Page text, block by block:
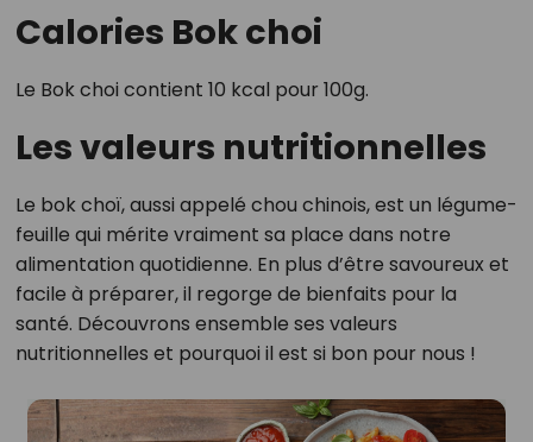
Calories Bok choi
Le Bok choi contient 10 kcal pour 100g.
Les valeurs nutritionnelles
Le bok choï, aussi appelé chou chinois, est un légume-
feuille qui mérite vraiment sa place dans notre
alimentation quotidienne. En plus d’être savoureux et
facile à préparer, il regorge de bienfaits pour la
santé. Découvrons ensemble ses valeurs
nutritionnelles et pourquoi il est si bon pour nous !